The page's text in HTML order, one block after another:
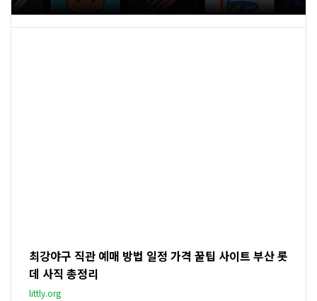
최강야구 직관 예매 방법 일정 가격 꿀팁 사이트 부산 롯
데 사직 총정리
littly.org